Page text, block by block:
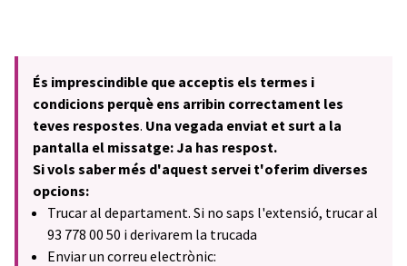
És imprescindible que acceptis els termes i
condicions perquè ens arribin correctament les
teves respostes. Una vegada enviat et surt a la
pantalla el missatge: Ja has respost.
Si vols saber més d'aquest servei t'oferim diverses
opcions:
Trucar al departament. Si no saps l'extensió, trucar al
93 778 00 50 i derivarem la trucada
Enviar un correu electrònic: